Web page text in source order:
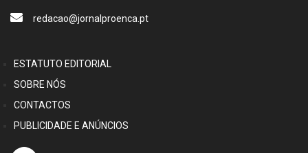
redacao@jornalproenca.pt
ESTATUTO EDITORIAL
SOBRE NÓS
CONTACTOS
PUBLICIDADE E ANÚNCIOS